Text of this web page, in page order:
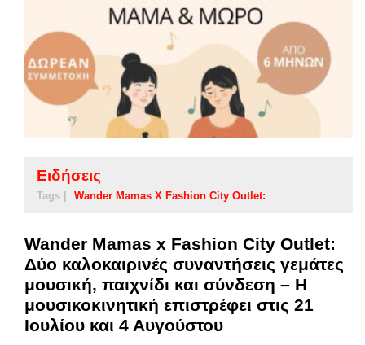
Ειδήσεις
Tags | Wander Mamas X Fashion City Outlet:
Wander Mamas x Fashion City Outlet:
Δύο καλοκαιρινές συναντήσεις γεμάτες
μουσική, παιχνίδι και σύνδεση – Η
μουσικοκινητική επιστρέφει στις 21
Ιουλίου και 4 Αυγούστου